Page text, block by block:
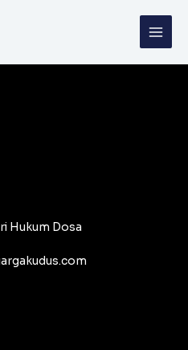
Hukum Dosa